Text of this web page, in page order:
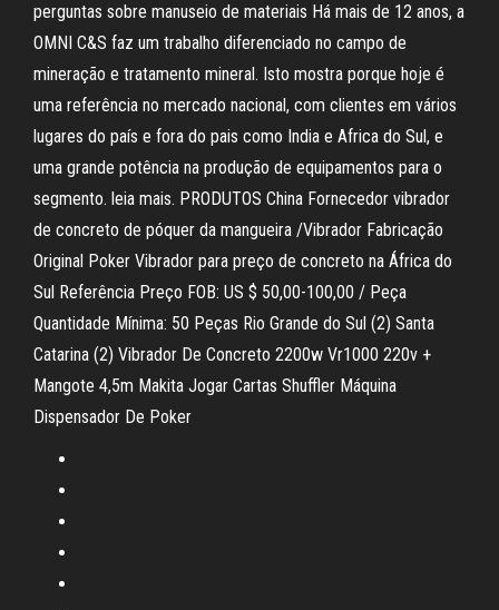
perguntas sobre manuseio de materiais Há mais de 12 anos, a
OMNI C&S faz um trabalho diferenciado no campo de
mineração e tratamento mineral. Isto mostra porque hoje é
uma referência no mercado nacional, com clientes em vários
lugares do país e fora do pais como India e Africa do Sul, e
uma grande potência na produção de equipamentos para o
segmento. leia mais. PRODUTOS China Fornecedor vibrador
de concreto de póquer da mangueira /Vibrador Fabricação
Original Poker Vibrador para preço de concreto na África do
Sul Referência Preço FOB: US $ 50,00-100,00 / Peça
Quantidade Mínima: 50 Peças Rio Grande do Sul (2) Santa
Catarina (2) Vibrador De Concreto 2200w Vr1000 220v +
Mangote 4,5m Makita Jogar Cartas Shuffler Máquina
Dispensador De Poker